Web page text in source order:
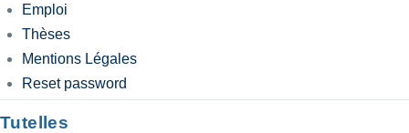
Emploi
Thèses
Mentions Légales
Reset password
Tutelles